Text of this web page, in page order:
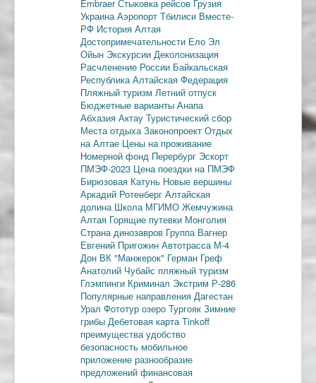
EmbraerСтыковка рейсов Грузия
Украина Аэропорт Тбилиси Вместе-
РФ История Алтая
Достопримечательности Ело Эл
Ойын Экскурсии Деколонизация
Расчленение России Байкальская
Республика Алтайская Федерация
Пляжный туризм Летний отпуск
Бюджетные варианты Анапа
Абхазия Актау Туристический сбор
Места отдыха Законопроект Отдых
на Алтае Цены на проживание
Номерной фонд Перербург Эскорт
ПМЭФ-2023 Цена поездки на ПМЭФ
Бирюзовая Катунь Новые вершины
Аркадий Ротенберг Алтайская
долина Школа МГИМО Жемчужина
Алтая Горящие путевки Монголия
Страна динозавров Группа Вагнер
Евгений Пригожин Автотрасса М-4
Дон ВК "Манжерок" Герман Греф
Анатолий Чубайс пляжный туризм
Глэмпинги Криминал Экстрим Р-286
Популярные направления Дагестан
Урал Фототур озеро Тургояк Зимние
грибы Дебетовая карта Tinkoff
преимущества удобство
безопасность мобильное
приложение разнообразие
предложений финансовая